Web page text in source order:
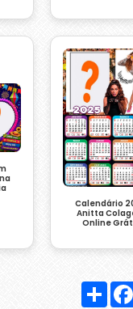
Calendário
Anitta
Online